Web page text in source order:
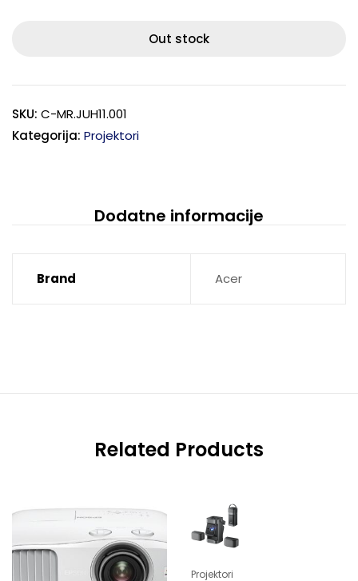
Out stock
SKU: C-MR.JUH11.001
Kategorija: Projektori
Dodatne informacije
Brand Acer
Related Products
Projektori